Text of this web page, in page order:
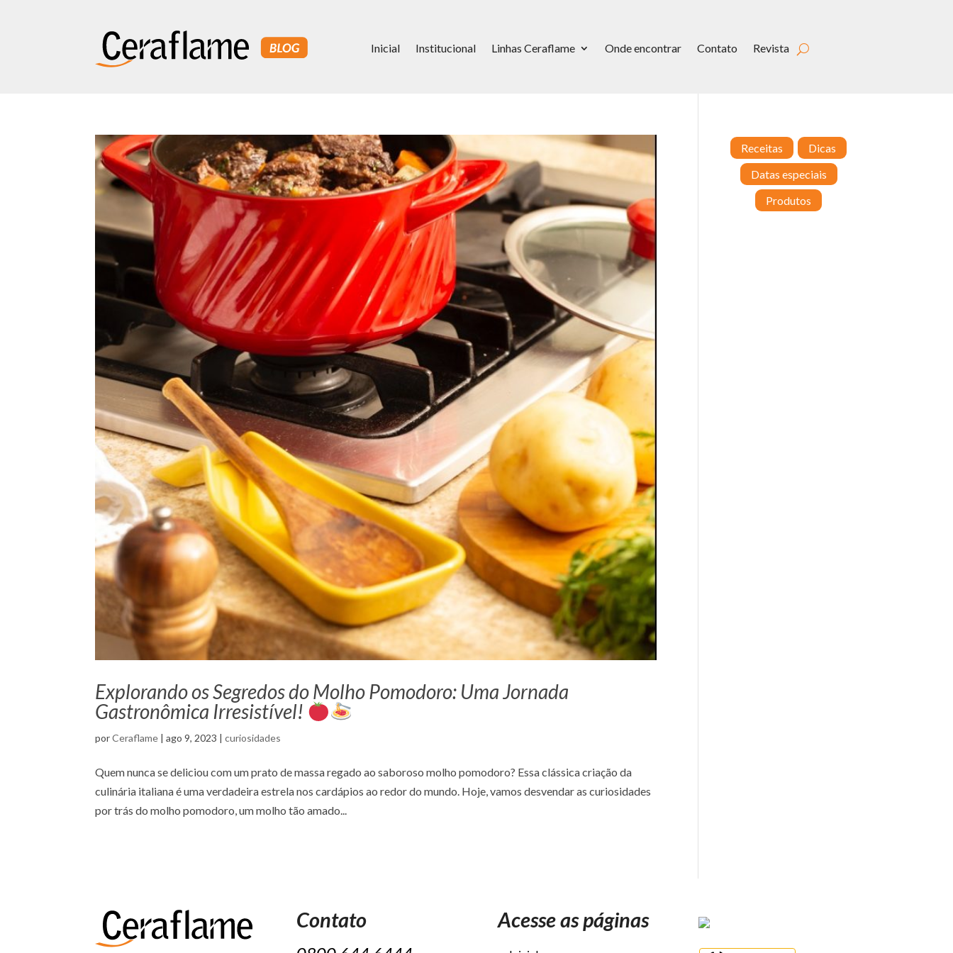
Inicial Institucional Linhas Ceraflame Onde encontrar Contato Revista
Explorando os Segredos do Molho Pomodoro: Uma Jornada
Gastronômica Irresistível!
porCeraflame |ago 9, 2023 |curiosidades
Quem nunca se deliciou com um prato de massa regado ao saboroso molho pomodoro? Essa clássica criação da
culinária italiana é uma verdadeira estrela nos cardápios ao redor do mundo. Hoje, vamos desvendar as curiosidades
por trás do molho pomodoro, um molho tão amado...
Receitas
Dicas
Datas especiais
Produtos
Contato Acesse as páginas